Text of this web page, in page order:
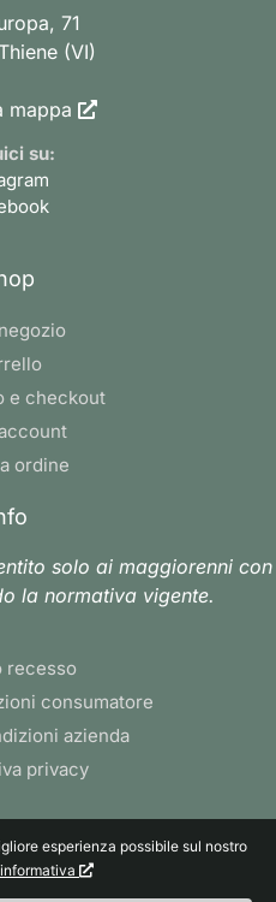
71
(VI)
mappa
su:
e checkout
ordine
solo ai maggiorenni con
la normativa vigente.
recesso
consumatore
azienda
privacy
esperienza possibile sul nostro